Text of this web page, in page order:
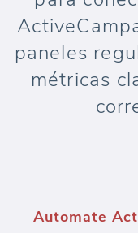
paneles
métricas
Automate